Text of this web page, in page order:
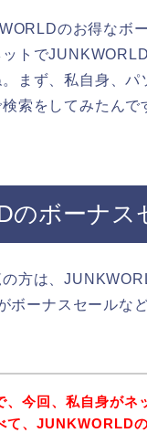
のお得なボ
トで
まず、私自身、
索をしてみたんで
のボーナス
方は、
ボーナスセールな
、今回、私自身が
て、JUNKWORLD